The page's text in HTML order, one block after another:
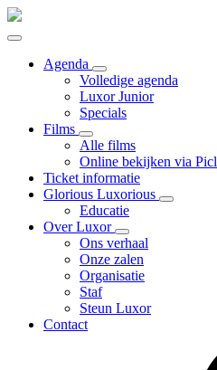
Agenda
Volledige agenda
Luxor Junior
Specials
Films
Alle films
Online bekijken via Picl
Ticket informatie
Glorious Luxorious
Educatie
Over Luxor
Ons verhaal
Onze zalen
Organisatie
Staf
Steun Luxor
Contact